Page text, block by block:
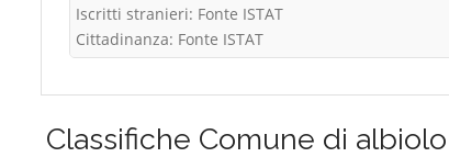
Iscritti stranieri: Fonte ISTAT
Cittadinanza: Fonte ISTAT
Classifiche Comune di albiolo